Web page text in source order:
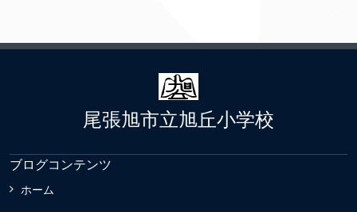
尾張旭市立旭丘小学校
ブログコンテンツ
ホーム